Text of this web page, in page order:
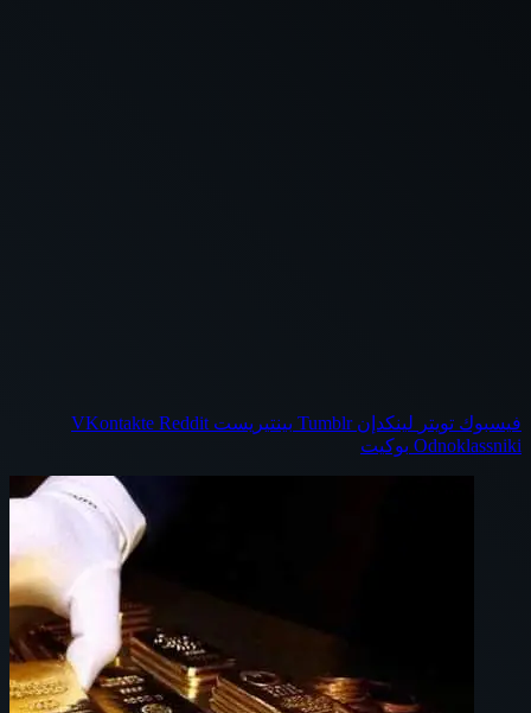
فيسبوك تويتر لينكدإن بينتيريست
Odnoklassniki بوكيت